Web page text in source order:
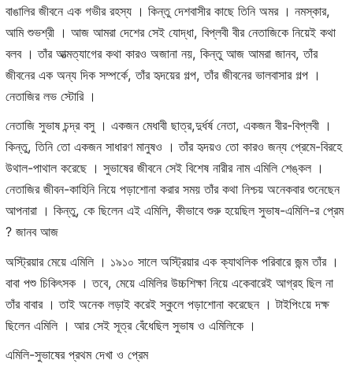
বাঙালির জীবনে এক গভীর রহস্য । কিন্তু দেশবাসীর কাছে তিনি অমর । নমস্কার,
আমি শুভশ্রী । আজ আমরা দেশের সেই যোদ্ধা, বিপ্লবী বীর নেতাজিকে নিয়েই কথা
বলব । তাঁর আত্মত্যাগের কথা কারও অজানা নয়, কিন্তু আজ আমরা জানব, তাঁর
জীবনের এক অন্য দিক সম্পর্কে, তাঁর হৃদয়ের গল্প, তাঁর জীবনের ভালবাসার গল্প ।
নেতাজির লভ স্টোরি ।
নেতাজি সুভাষ চন্দ্র বসু । একজন মেধাবী ছাত্র,দুর্ধর্ষ নেতা, একজন বীর-বিপ্লবী ।
কিন্তু, তিনি তো একজন সাধারণ মানুষও । তাঁর হৃদয়ও তো কারও জন্য প্রেমে-বিরহে
উথাল-পাথাল করেছে । সুভাষের জীবনে সেই বিশেষ নারীর নাম এমিলি শেঙ্কল ।
নেতাজির জীবন-কাহিনি নিয়ে পড়াশোনা করার সময় তাঁর কথা নিশ্চয় অনেকবার শুনেছেন
আপনারা । কিন্তু, কে ছিলেন এই এমিলি, কীভাবে শুরু হয়েছিল সুভাষ-এমিলি-র প্রেম
? জানব আজ
অস্ট্রিয়ার মেয়ে এমিলি । ১৯১০ সালে অস্ট্রিয়ার এক ক্যাথলিক পরিবারে জন্ম তাঁর ।
বাবা পশু চিকিৎসক । তবে, মেয়ে এমিলির উচ্চশিক্ষা নিয়ে একেবারেই আগ্রহ ছিল না
তাঁর বাবার । তাই অনেক লড়াই করেই স্কুলে পড়াশোনা করেছেন । টাইপিংয়ে দক্ষ
ছিলেন এমিলি । আর সেই সূত্র বেঁধেছিল সুভাষ ও এমিলিকে ।
এমিলি-সুভাষের প্রথম দেখা ও প্রেম